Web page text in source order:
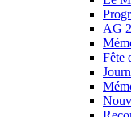
AG
Fête